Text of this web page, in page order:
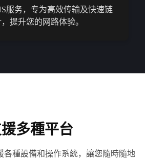
服务，专为高效传输及快速链
提升您的网路体验。
多種平台
各種設備和操作系統，讓您隨時隨地